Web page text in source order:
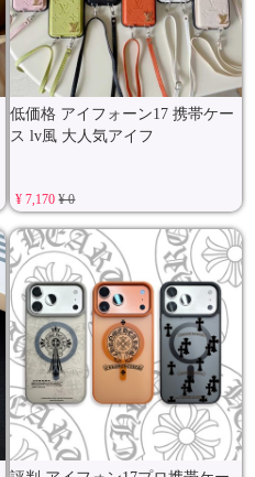
低価格 アイフォーン17 携帯ケー
ス lv風 大人気アイフ
¥ 7,170¥ 0